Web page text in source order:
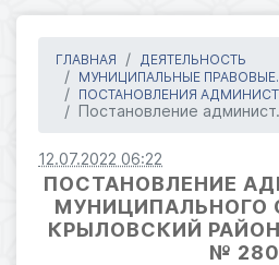
ГЛАВНАЯ
ДЕЯТЕЛЬНОСТЬ
МУНИЦИПАЛЬНЫЕ
ПОСТАНОВЛЕНИЯ
Постановление
12.07.2022 06:22
ПОСТАНОВЛЕНИЕ
МУНИЦИПАЛЬНОГО
КРЫЛОВСКИЙ РАЙОН
№ 280